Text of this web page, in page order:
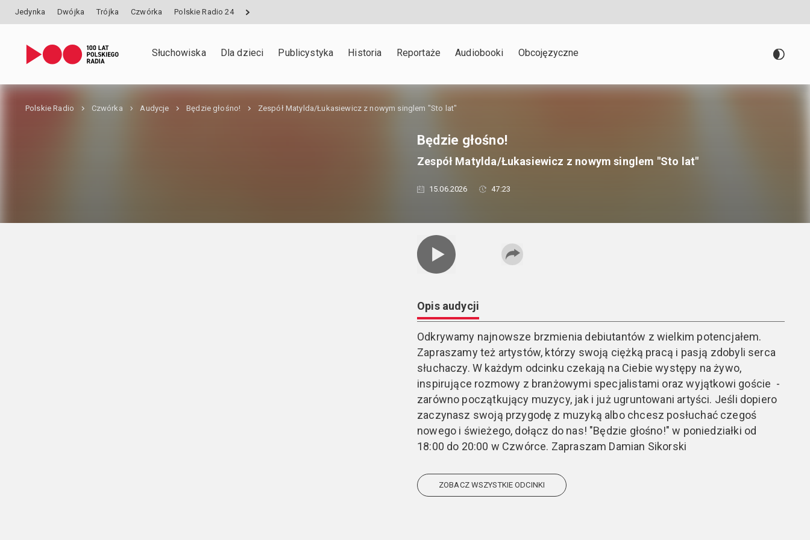
Jedynka Dwójka Trójka Czwórka Polskie Radio 24
Słuchowiska Dla dzieci Publicystyka Historia Reportaże Audiobooki Obcojęzyczne
Polskie Radio Czwórka Audycje Będzie głośno! Zespół Matylda/Łukasiewicz z nowym singlem "Sto lat"
Będzie głośno!
Zespół Matylda/Łukasiewicz z nowym singlem "Sto lat"
15.06.2026 47:23
Opis audycji
Odkrywamy najnowsze brzmienia debiutantów z wielkim potencjałem.
Zapraszamy też artystów, którzy swoją ciężką pracą i pasją zdobyli serca
słuchaczy. W każdym odcinku czekają na Ciebie występy na żywo,
inspirujące rozmowy z branżowymi specjalistami oraz wyjątkowi goście -
zarówno początkujący muzycy, jak i już ugruntowani artyści. Jeśli dopiero
zaczynasz swoją przygodę z muzyką albo chcesz posłuchać czegoś
nowego i świeżego, dołącz do nas! "Będzie głośno!" w poniedziałki od
18:00 do 20:00 w Czwórce. Zapraszam Damian Sikorski
ZOBACZ WSZYSTKIE ODCINKI